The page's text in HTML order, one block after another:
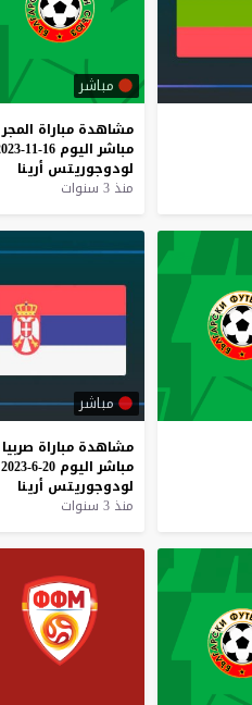
مباشر
مشاهدة مباراة المجر
مباشر اليوم 16-11-2023
لودوجوريتس أرينا
منذ 3 سنوات
مباشر
مشاهدة مباراة صربيا
مباشر اليوم 20-6-2023
لودوجوريتس أرينا
منذ 3 سنوات